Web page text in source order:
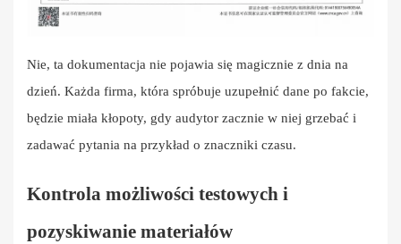
Nie, ta dokumentacja nie pojawia się magicznie z dnia na
dzień. Każda firma, która spróbuje uzupełnić dane po fakcie,
będzie miała kłopoty, gdy audytor zacznie w niej grzebać i
zadawać pytania na przykład o znaczniki czasu.
Kontrola możliwości testowych i
pozyskiwanie materiałów